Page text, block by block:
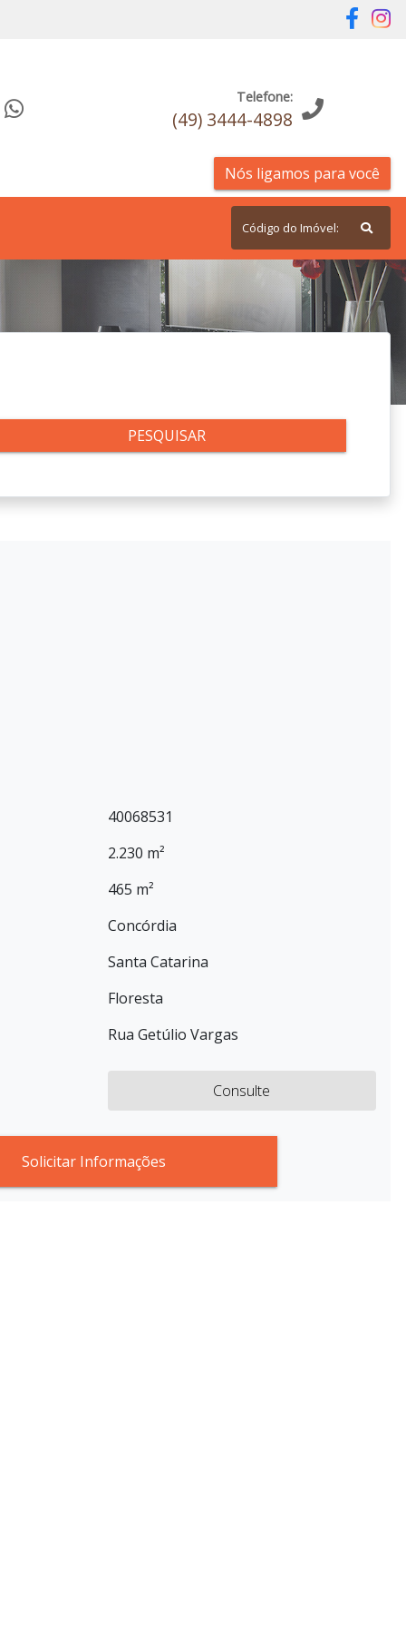
Telefone:
(49) 3444-4898
Nós ligamos para você
PESQUISAR
40068531
2.230 m²
465 m²
Concórdia
Santa Catarina
Floresta
Rua Getúlio Vargas
Consulte
Solicitar Informações